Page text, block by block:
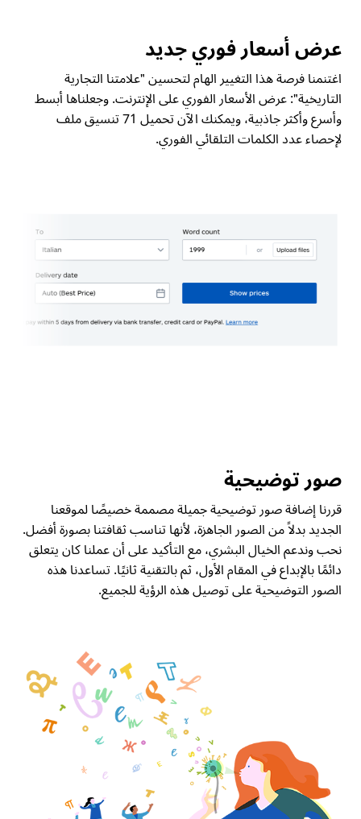
عرض أسعار فوري جديد
اغتنمنا فرصة هذا التغيير الهام لتحسين "علامتنا التجارية
التاريخية":عرض الأسعار الفوري على الإنترنت. وجعلناها أبسط
وأسرع وأكثر جاذبية، ويمكنك الآن تحميل 71 تنسيق ملف
لإحصاء عدد الكلمات التلقائي الفوري.
صور توضيحية
قررنا إضافة صور توضيحية جميلة مصممة خصيصًا لموقعنا
الجديد بدلاً من الصور الجاهزة، لأنها تناسب ثقافتنا بصورة أفضل.
نحب وندعم الخيال البشري، مع التأكيد على أن عملنا كان يتعلق
دائمًا بالإبداع في المقام الأول، ثم بالتقنية ثانيًا. تساعدنا هذه
الصور التوضيحية على توصيل هذه الرؤية للجميع.